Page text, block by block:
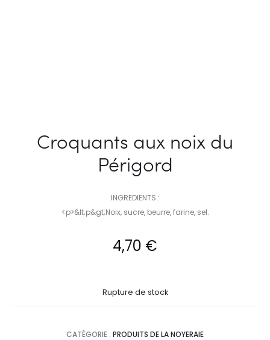
Croquants aux noix du
Périgord
INGREDIENTS :
<p>&lt;p&gt;Noix, sucre, beurre, farine, sel.
4,70 €
Rupture de stock
CATÉGORIE : PRODUITS DE LA NOYERAIE